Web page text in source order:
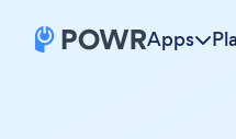
Apps